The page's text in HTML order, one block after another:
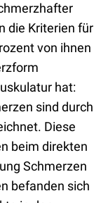
die Kriterien für
von ihnen
hat:
sind durch
Diese
beim direkten
Schmerzen
befanden sich